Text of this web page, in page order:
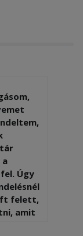
a
Úgy
ft felett,
amit